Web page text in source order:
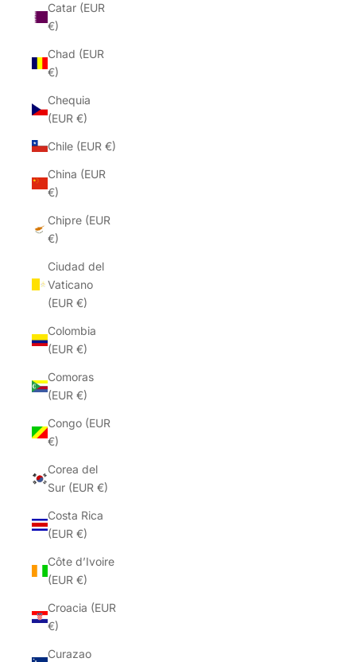
Catar (EUR
€)
Chad (EUR
€)
Chequia
(EUR €)
Chile (EUR €)
China (EUR
€)
Chipre (EUR
€)
Ciudad del
Vaticano
(EUR €)
Colombia
(EUR €)
Comoras
(EUR €)
Congo (EUR
€)
Corea del
Sur (EUR €)
Costa Rica
(EUR €)
Côte d’Ivoire
(EUR €)
Croacia (EUR
€)
Curazao